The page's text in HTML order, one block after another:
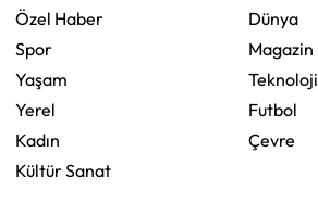
Özel Haber
Spor
Yaşam
Yerel
Kadın
Kültür Sanat
Dünya
Magazin
Teknoloji
Futbol
Çevre